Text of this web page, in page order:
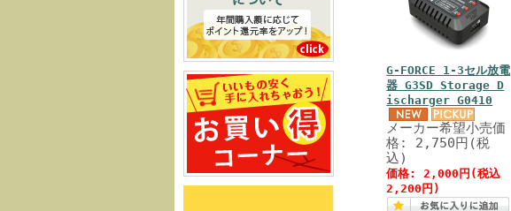
G-FORCE 1-3セル放電
器 G3SD Storage D
ischarger G0410
メーカー希望小売価
格: 2,750円(税
込)
価格: 2,000円(税込
2,200円)